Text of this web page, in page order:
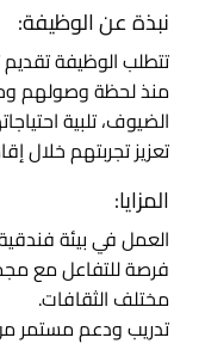
نبذة عن الوظيفة:
تتطلب الوظيفة
منذ لحظة وصولهم
الضيوف، تلبية
تعزيز تجربتهم خلال
المزايا:
العمل في بيئة
فرصة للتفاعل مع
مختلف الثقافات.
تدريب ودعم مستمر